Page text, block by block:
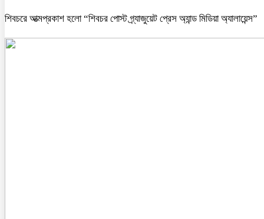
শিবচরে আত্মপ্রকাশ হলো “শিবচর পোস্ট গ্র্যাজুয়েট প্রেস অ্যান্ড মিডিয়া অ্যালায়েন্স”